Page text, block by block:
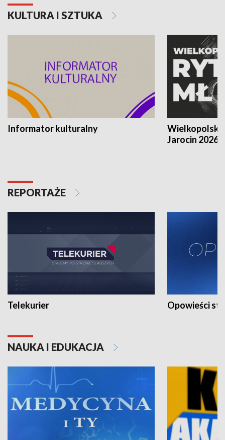
KULTURA I SZTUKA
Informator kulturalny
Jarocin 2026
REPORTAŻE
Telekurier Opowieści
NAUKA I EDUKACJA